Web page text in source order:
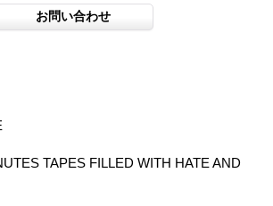
TAPES FILLED WITH HATE AND